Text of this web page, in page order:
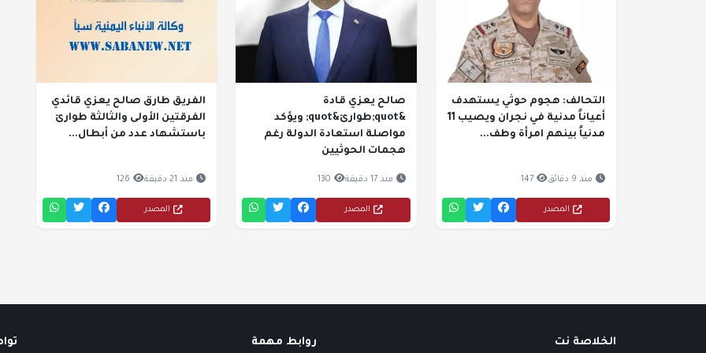
التحالف: هجوم حوثي يستهدف
أعياناً مدنية في نجران ويصيب 11
مدنياً بينهم امرأة وطف...
منذ 9 دقائق 147
المصدر
صالح يعزي قادة
&quot;طوارئ&quot; ويؤكد
مواصلة استعادة الدولة رغم
هجمات الحوثيين
منذ 17 دقيقة 130
المصدر
الفريق طارق صالح يعزي قائدي
الفرقتين الأولى والثالثة طوارئ
باستشهاد عدد من أبطال...
منذ 21 دقيقة 126
المصدر
الخلاصة نت روابط مهمة